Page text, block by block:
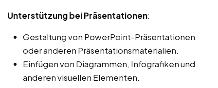
Unterstützung bei Präsentationen:
Gestaltung von PowerPoint-Präsentationen
oder anderen Präsentationsmaterialien.
Einfügen von Diagrammen, Infografiken und
anderen visuellen Elementen.